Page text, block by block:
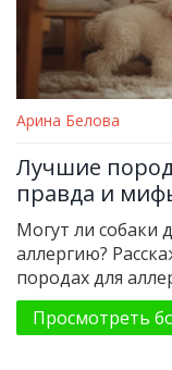
Арина Белова
Лучшие
правда и
Могут ли собаки
аллергию?
породах для
Просмотреть